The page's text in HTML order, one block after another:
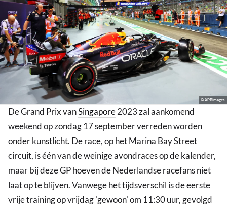
© XPBimages
De Grand Prix vanSingapore2023 zal aankomend
weekend op zondag 17 september verreden worden
onder kunstlicht. De race, op het Marina Bay Street
circuit, is één van de weinige avondraces op de kalender,
maar bij deze GP hoeven de Nederlandse racefans niet
laat op te blijven. Vanwege het tijdsverschil is de eerste
vrije training op vrijdag 'gewoon' om 11:30 uur, gevolgd